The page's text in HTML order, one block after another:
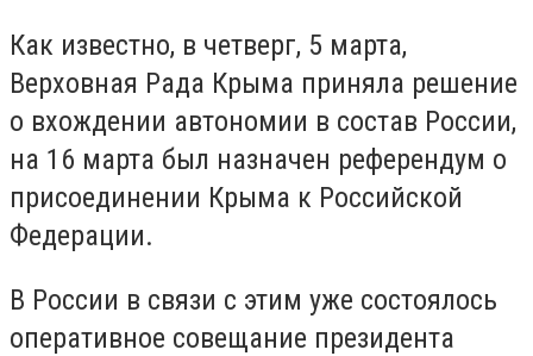
Как известно, в четверг, 5 марта,
Верховная Рада Крыма приняла решение
о вхождении автономии в состав России,
на 16 марта был назначен референдум о
присоединении Крыма к Российской
Федерации.
В России в связи с этим уже состоялось
оперативное совещание президента